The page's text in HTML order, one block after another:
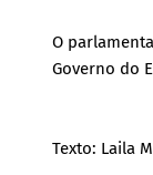
O
Governo do
Texto: Laila